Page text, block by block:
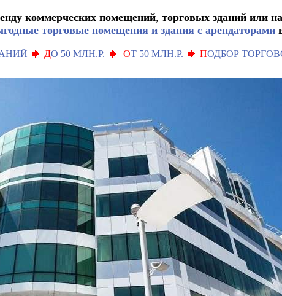
коммерческих помещений, торговых зданий или
торговые помещения и здания с арендаторами
ДО 50 МЛН.Р. ОТ 50 МЛН.Р. ПОДБОР